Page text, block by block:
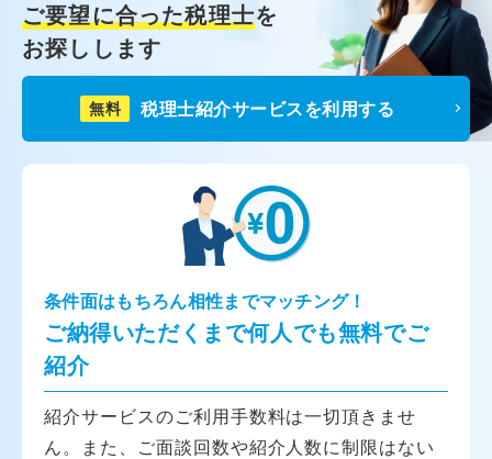
ご要望に合った税理士を
お探しします
無料 税理士紹介サービスを利用する
条件面はもちろん相性までマッチング！
ご納得いただくまで何人でも無料でご
紹介
紹介サービスのご利用手数料は一切頂きませ
ん。また、ご面談回数や紹介人数に制限はない